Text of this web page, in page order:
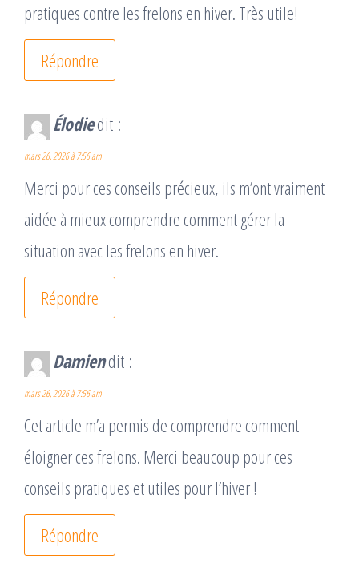
pratiques contre les frelons en hiver. Très utile!
Répondre
Élodiedit :
mars 26, 2026 à 7:56 am
Merci pour ces conseils précieux, ils m’ont vraiment
aidée à mieux comprendre comment gérer la
situation avec les frelons en hiver.
Répondre
Damiendit :
mars 26, 2026 à 7:56 am
Cet article m’a permis de comprendre comment
éloigner ces frelons. Merci beaucoup pour ces
conseils pratiques et utiles pour l’hiver !
Répondre